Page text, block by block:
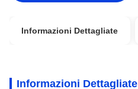
Informazioni Dettagliate
Informazioni Dettagliate